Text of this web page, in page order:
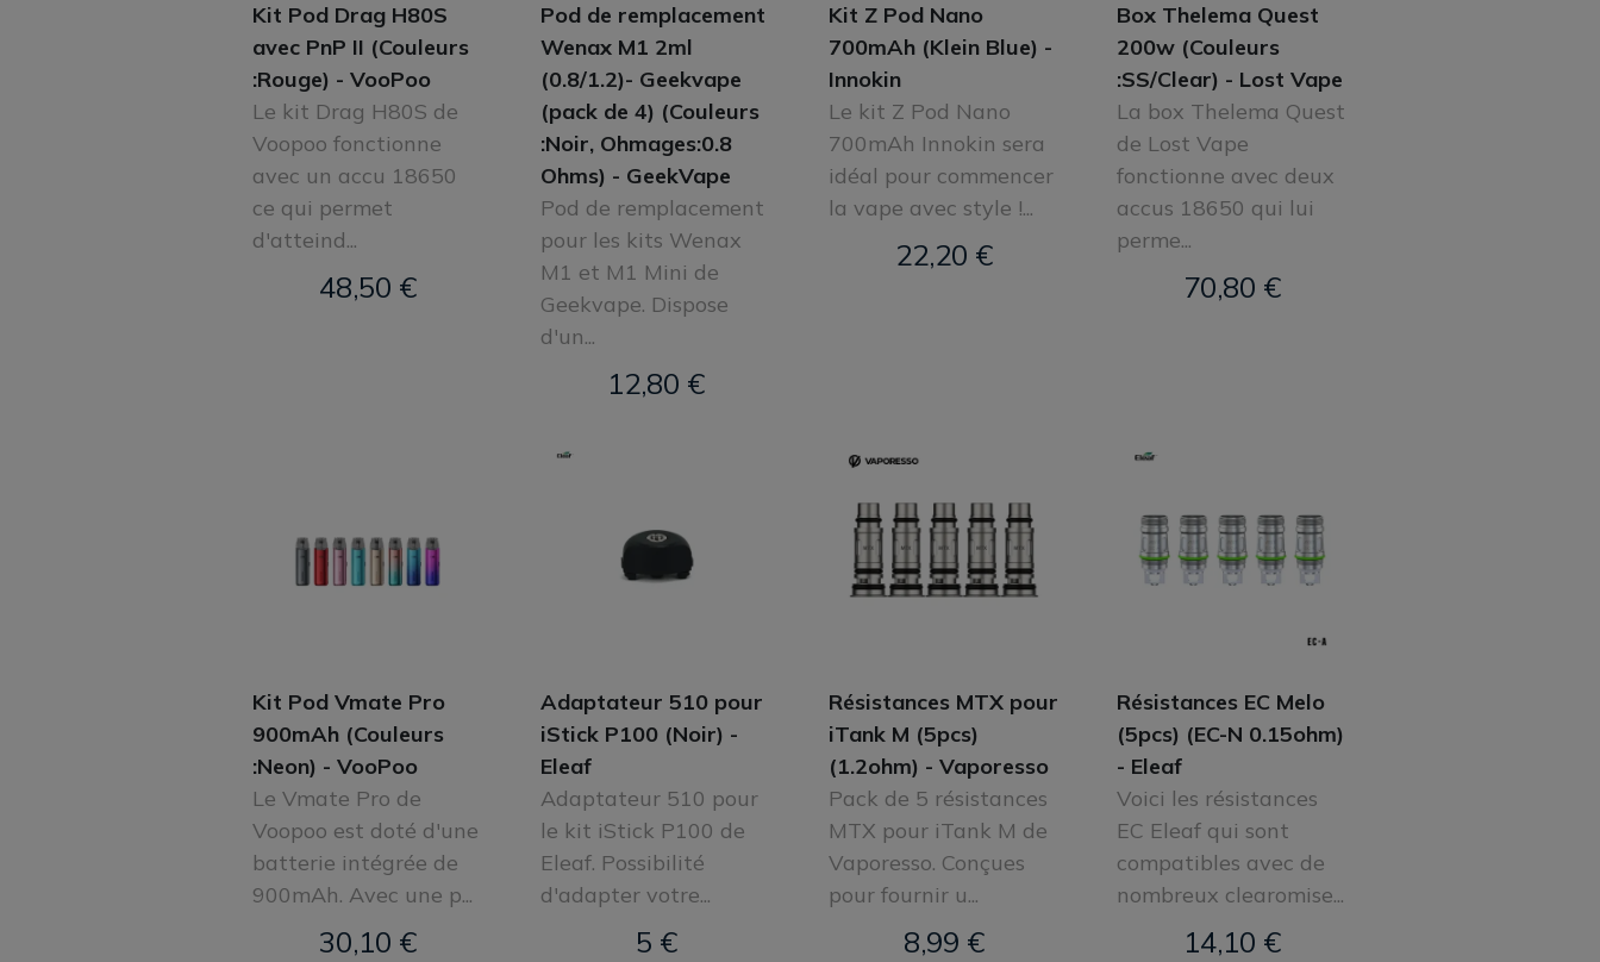
Kit Pod Drag H80S
avec PnP II (Couleurs
:Rouge) - VooPoo
Le kit Drag H80S de
Voopoo fonctionne
avec un accu 18650
ce qui permet
d'atteind...
48,50 €
Pod de remplacement
Wenax M1 2ml
(0.8/1.2)- Geekvape
(pack de 4) (Couleurs
:Noir, Ohmages:0.8
Ohms) - GeekVape
Pod de remplacement
pour les kits Wenax
M1 et M1 Mini de
Geekvape. Dispose
d'un...
12,80 €
Kit Z Pod Nano
700mAh (Klein Blue) -
Innokin
Le kit Z Pod Nano
700mAh Innokin sera
idéal pour commencer
la vape avec style !...
22,20 €
Box Thelema Quest
200w (Couleurs
:SS/Clear) - Lost Vape
La box Thelema Quest
de Lost Vape
fonctionne avec deux
accus 18650 qui lui
perme...
70,80 €
Kit Pod Vmate Pro
900mAh (Couleurs
:Neon) - VooPoo
Le Vmate Pro de
Voopoo est doté d'une
batterie intégrée de
900mAh. Avec une p...
30,10 €
Adaptateur 510 pour
iStick P100 (Noir) -
Eleaf
Adaptateur 510 pour
le kit iStick P100 de
Eleaf. Possibilité
d'adapter votre...
5 €
Résistances MTX pour
iTank M (5pcs)
(1.2ohm) - Vaporesso
Pack de 5 résistances
MTX pour iTank M de
Vaporesso. Conçues
pour fournir u...
8,99 €
Résistances EC Melo
(5pcs) (EC-N 0.15ohm)
- Eleaf
Voici les résistances
EC Eleaf qui sont
compatibles avec de
nombreux clearomise...
14,10 €